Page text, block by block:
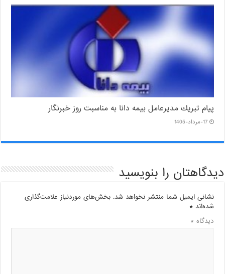
پیام ‌تبریك‌ مدیرعامل بیمه دانا به مناسبت روز خبرنگار
17-مرداد-1405
دیدگاهتان را بنویسید
نشانی ایمیل شما منتشر نخواهد شد. بخش‌های موردنیاز علامت‌گذاری
شده‌اند*
دیدگاه*